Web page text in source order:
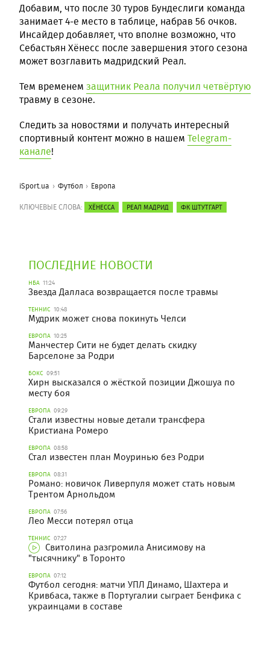
Добавим, что после 30 туров Бундеслиги команда
занимает 4-е место в таблице, набрав 56 очков.
Инсайдер добавляет, что вполне возможно, что
Себастьян Хёнесс после завершения этого сезона
может возглавить мадридский Реал.
Тем временем защитник Реала получил четвёртую
травму в сезоне.
Следить за новостями и получать интересный
спортивный контент можно в нашем Telegram-
канале!
iSport.ua Футбол Европа
КЛЮЧЕВЫЕ СЛОВА: ХЁНЕССА РЕАЛ МАДРИД ФК ШТУТГАРТ
ПОСЛЕДНИЕ НОВОСТИ
НБА 11:24
Звезда Далласа возвращается после травмы
ТЕННИС 10:48
Мудрик может снова покинуть Челси
ЕВРОПА 10:25
Манчестер Сити не будет делать скидку
Барселоне за Родри
БОКС 09:51
Хирн высказался о жёсткой позиции Джошуа по
месту боя
ЕВРОПА 09:29
Стали известны новые детали трансфера
Кристиана Ромеро
ЕВРОПА 08:58
Стал известен план Моуринью без Родри
ЕВРОПА 08:31
Романо: новичок Ливерпуля может стать новым
Трентом Арнольдом
ЕВРОПА 07:56
Лео Месси потерял отца
ТЕННИС 07:27
Свитолина разгромила Анисимову на
"тысячнику" в Торонто
ЕВРОПА 07:12
Футбол сегодня: матчи УПЛ Динамо, Шахтера и
Кривбаса, также в Португалии сыграет Бенфика с
украинцами в составе